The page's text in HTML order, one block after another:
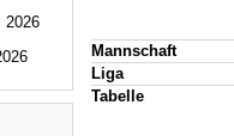
2026
Mannschaft
Liga
Tabelle